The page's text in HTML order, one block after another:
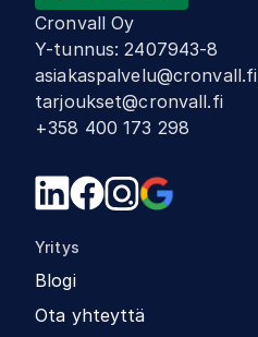
Cronvall Oy
Y-tunnus:2407943-8
asiakaspalvelu@cronvall.fi
tarjoukset@cronvall.fi
+358 400 173 298
Yritys
Blogi
Ota yhteyttä